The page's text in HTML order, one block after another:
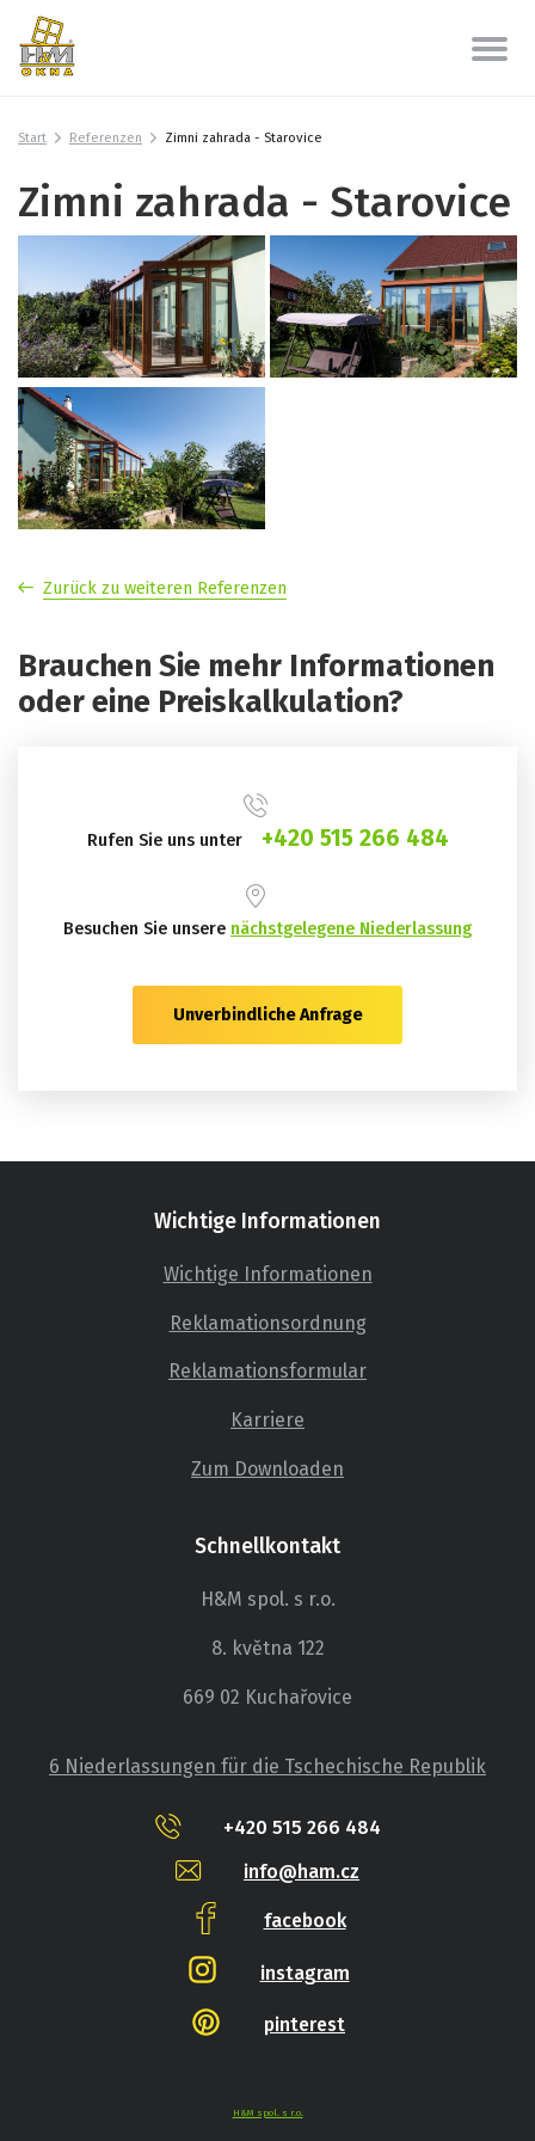
Start Referenzen Zimni zahrada - Starovice
Zimni zahrada - Starovice
Zurück zu weiteren Referenzen
Brauchen Sie mehr Informationen
oder eine Preiskalkulation?
Rufen Sie uns unter +420 515 266 484
Besuchen Sie unsere nächstgelegene Niederlassung
Unverbindliche Anfrage
Wichtige Informationen
Wichtige Informationen
Reklamationsordnung
Reklamationsformular
Karriere
Zum Downloaden
Schnellkontakt
H&M spol. s r.o.
8. května 122
669 02 Kuchařovice
6 Niederlassungen für die Tschechische Republik
+420 515 266 484
info@ham.cz
facebook
instagram
pinterest
H&M spol. s r.o.